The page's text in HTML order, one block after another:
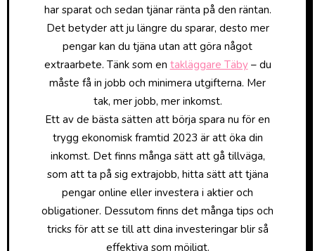
har sparat och sedan tjänar ränta på den räntan.
Det betyder att ju längre du sparar, desto mer
pengar kan du tjäna utan att göra något
extraarbete. Tänk som en takläggare Täby– du
måste få in jobb och minimera utgifterna. Mer
tak, mer jobb, mer inkomst.
Ett av de bästa sätten att börja spara nu för en
trygg ekonomisk framtid 2023 är att öka din
inkomst. Det finns många sätt att gå tillväga,
som att ta på sig extrajobb, hitta sätt att tjäna
pengar online eller investera i aktier och
obligationer. Dessutom finns det många tips och
tricks för att se till att dina investeringar blir så
effektiva som möjligt.